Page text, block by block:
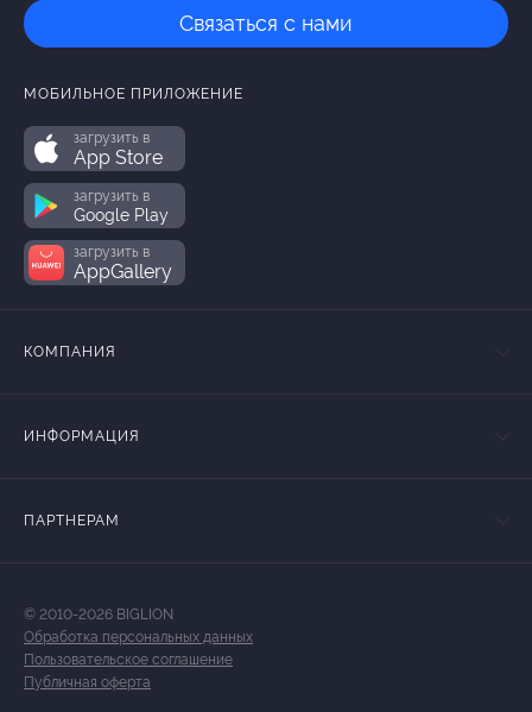
Связаться с нами
МОБИЛЬНОЕ ПРИЛОЖЕНИЕ
загрузить в
App Store
загрузить в
Google Play
загрузить в
AppGallery
КОМПАНИЯ
ИНФОРМАЦИЯ
ПАРТНЕРАМ
© 2010-2026 BIGLION
Обработка персональных данных
Пользовательское соглашение
Публичная оферта